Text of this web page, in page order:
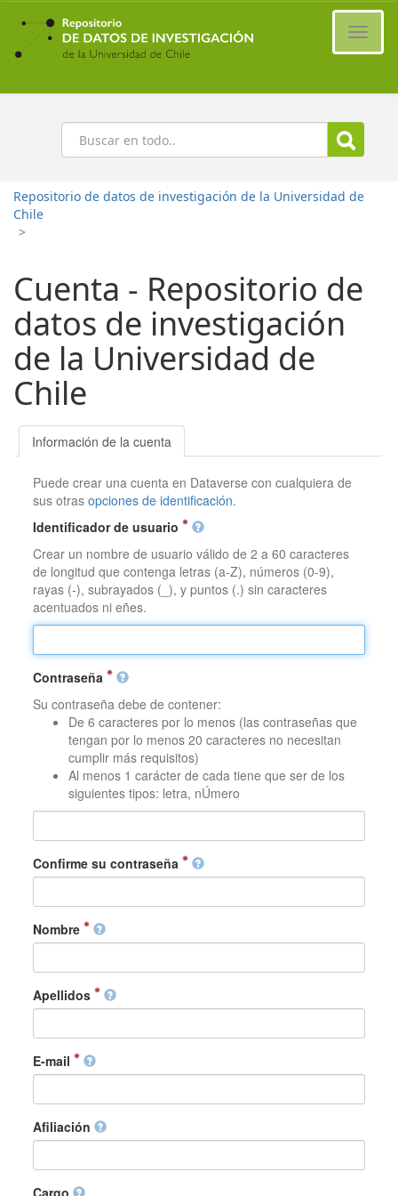
Ir
contenido
principal
Buscar
Repositorio de datos de investigación de la Universidad de
Chile
>
Cuenta - Repositorio de
datos de investigación
de la Universidad de
Chile
Información de la cuenta
Puede crear una cuenta en Dataverse con cualquiera de
sus otrasopciones de identificación.
Identificador de usuario
Crear un nombre de usuario válido de 2 a 60 caracteres
de longitud que contenga letras (a-Z), números (0-9),
rayas (-), subrayados (_), y puntos (.) sin caracteres
acentuados ni eñes.
Contraseña
Su contraseña debe de contener:
De 6 caracteres por lo menos (las contraseñas que
tengan por lo menos 20 caracteres no necesitan
cumplir más requisitos)
Al menos 1 carácter de cada tiene que ser de los
siguientes tipos: letra, nÚmero
Confirme su contraseña
Nombre
Apellidos
E-mail
Afiliación
Cargo